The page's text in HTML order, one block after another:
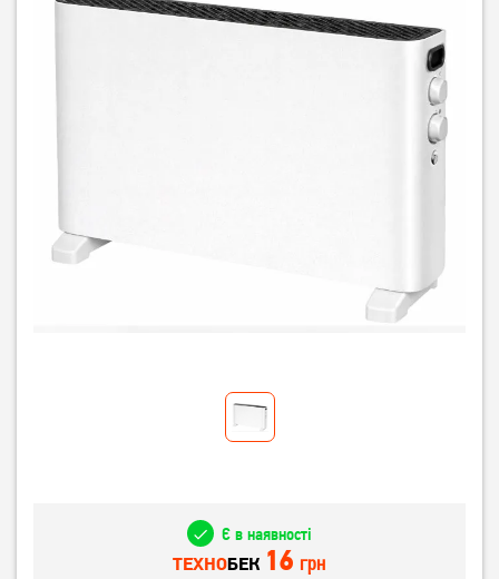
Є в наявності
ТЕХНОБЕК 16 грн